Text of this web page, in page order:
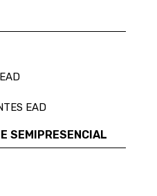
EAD
SEMIPRESENCIAL